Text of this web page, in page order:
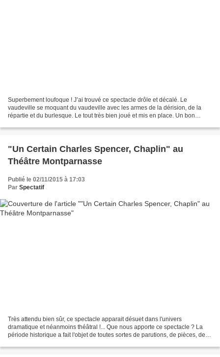
Superbement loufoque ! J’ai trouvé ce spectacle drôle et décalé. Le
vaudeville se moquant du vaudeville avec les armes de la dérision, de la
répartie et du burlesque. Le tout très bien joué et mis en place. Un bon
"Un Certain Charles Spencer, Chaplin" au
Théâtre Montparnasse
Publié le 02/11/2015 à 17:03
Par Spectatif
Très attendu bien sûr, ce spectacle apparait désuet dans l'univers
dramatique et néanmoins théâtral !... Que nous apporte ce spectacle ? La
période historique a fait l'objet de toutes sortes de parutions, de pièces, de